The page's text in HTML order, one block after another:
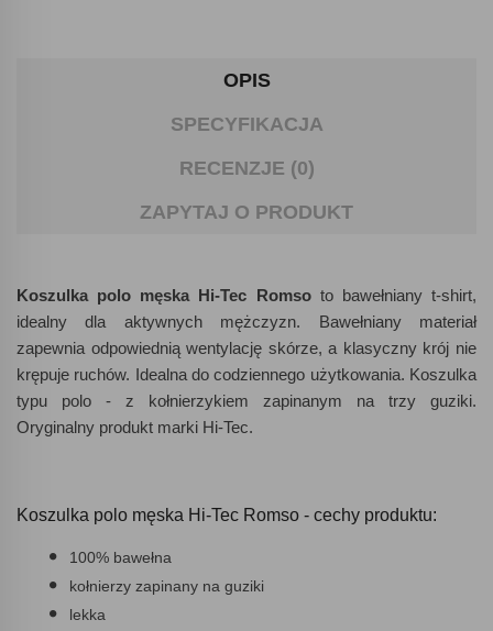
OPIS
SPECYFIKACJA
RECENZJE (0)
ZAPYTAJ O PRODUKT
Koszulka polo męska Hi-Tec Romsoto bawełniany t-shirt,
idealny dla aktywnych mężczyzn. Bawełniany materiał
zapewnia odpowiednią wentylację skórze, a klasyczny krój nie
krępuje ruchów. Idealna do codziennego użytkowania. Koszulka
typu polo - z kołnierzykiem zapinanym na trzy guziki.
Oryginalny produkt marki Hi-Tec.
Koszulka polo męska Hi-Tec Romso - cechy produktu:
100% bawełna
kołnierzy zapinany na guziki
lekka